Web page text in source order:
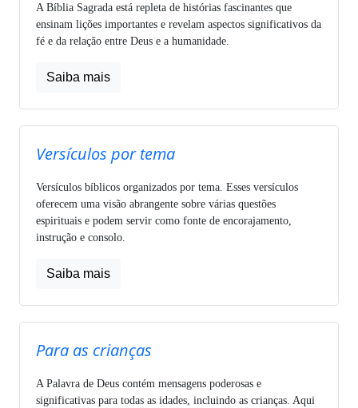
A Bíblia Sagrada está repleta de histórias fascinantes que
ensinam lições importantes e revelam aspectos significativos da
fé e da relação entre Deus e a humanidade.
Saiba mais
Versículos por tema
Versículos bíblicos organizados por tema. Esses versículos
oferecem uma visão abrangente sobre várias questões
espirituais e podem servir como fonte de encorajamento,
instrução e consolo.
Saiba mais
Para as crianças
A Palavra de Deus contém mensagens poderosas e
significativas para todas as idades, incluindo as crianças. Aqui